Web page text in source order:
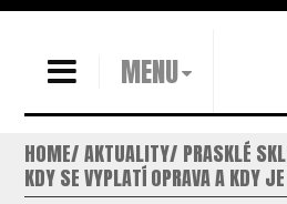
MENU
HOME AKTUALITY PRASKLÉ
KDY SE VYPLATÍ OPRAVA A KDY